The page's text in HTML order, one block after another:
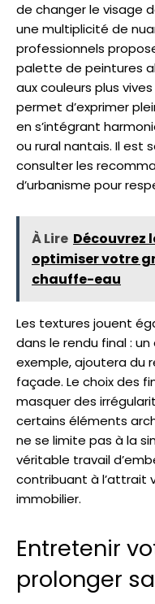
de changer le visage
une multiplicité de
professionnels
palette de peintures
aux couleurs plus
permet d’exprimer
en s’intégrant
ou rural nantais. Il est
consulter les
d’urbanisme pour
À Lire Découvrez
optimiser votre
chauffe-eau
Les textures jouent
dans le rendu final :
exemple, ajoutera du
façade. Le choix des
masquer des
certains éléments
ne se limite pas à la
véritable travail
contribuant à l’attrait
immobilier.
Entretenir
prolonger